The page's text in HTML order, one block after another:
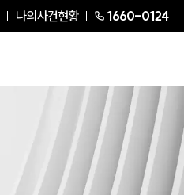
나의사건현황 1660-0124